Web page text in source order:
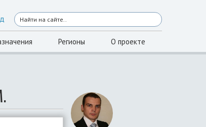
Регионы О проекте